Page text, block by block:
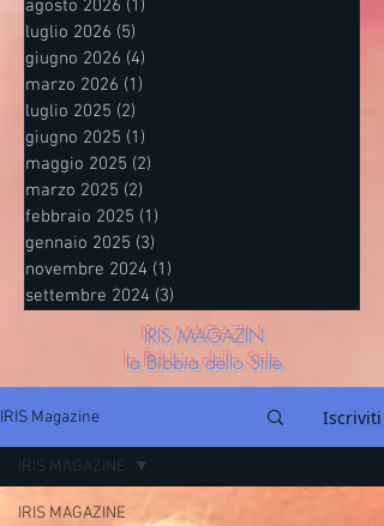
agosto 2026 (1)
luglio 2026 (5)
giugno 2026 (4)
marzo 2026 (1)
luglio 2025 (2)
giugno 2025 (1)
maggio 2025 (2)
marzo 2025 (2)
febbraio 2025 (1)
gennaio 2025 (3)
novembre 2024 (1)
settembre 2024 (3)
IRIS MAGAZIN
la Bibbia dello Stile
IRIS Magazine Iscriviti
IRIS MAGAZINE
IRIS MAGAZINE